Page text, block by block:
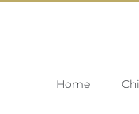
Home